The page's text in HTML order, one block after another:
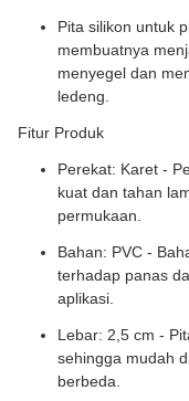
Pita silikon untuk
membuatnya
menyegel dan
ledeng.
Fitur Produk
Perekat: Karet -
kuat dan tahan
permukaan.
Bahan: PVC -
terhadap panas
aplikasi.
Lebar: 2,5 cm -
sehingga mudah
berbeda.